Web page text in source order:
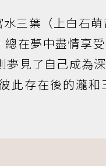
三葉（上白石
在夢中盡情享
見了自己成為
此存在後的瀧